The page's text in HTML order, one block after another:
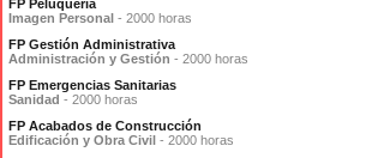
FP Peluquería
Imagen Personal - 2000 horas
FP Gestión Administrativa
Administración y Gestión - 2000 horas
FP Emergencias Sanitarias
Sanidad - 2000 horas
FP Acabados de Construcción
Edificación y Obra Civil - 2000 horas